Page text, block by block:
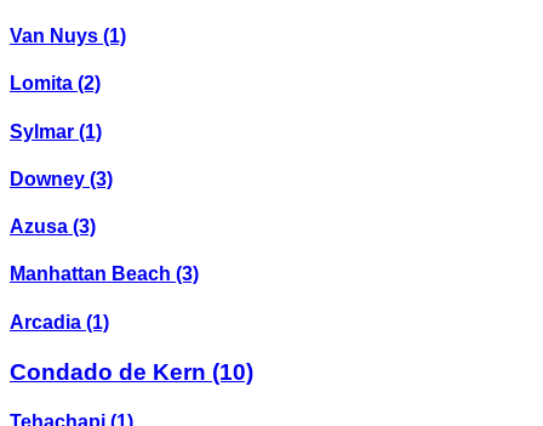
Van Nuys (1)
Lomita (2)
Sylmar (1)
Downey (3)
Azusa (3)
Manhattan Beach (3)
Arcadia (1)
Condado de Kern (10)